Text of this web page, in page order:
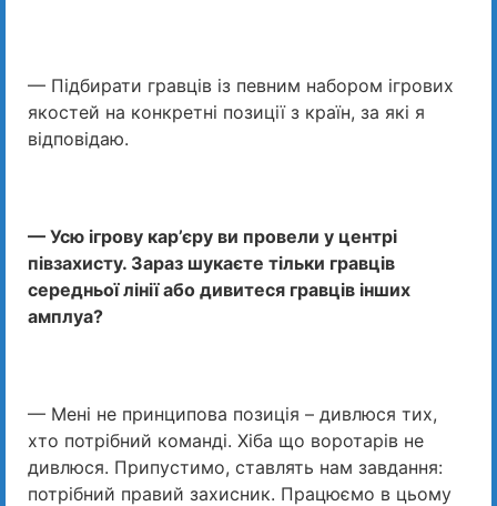
— Підбирати гравців із певним набором ігрових
якостей на конкретні позиції з країн, за які я
відповідаю.
— Усю ігрову кар’єру ви провели у центрі
півзахисту. Зараз шукаєте тільки гравців
середньої лінії або дивитеся гравців інших
амплуа?
— Мені не принципова позиція – дивлюся тих,
хто потрібний команді. Хіба що воротарів не
дивлюся. Припустимо, ставлять нам завдання:
потрібний правий захисник. Працюємо в цьому